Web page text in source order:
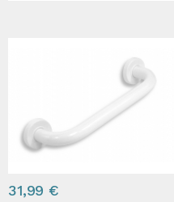
31,99 €